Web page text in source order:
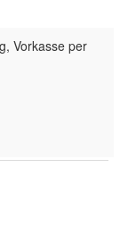
Vorkasse per